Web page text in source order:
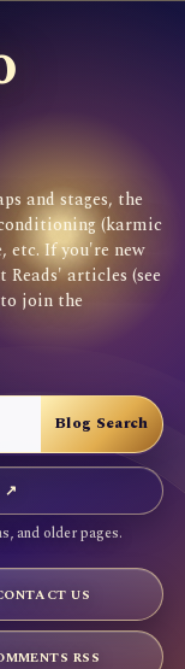
and stages, the
(karmic
etc. If you're new
articles (see
join the
↗
and older pages.
US
RSS